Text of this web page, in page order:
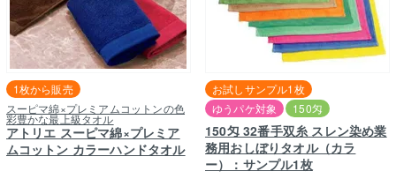
スーピマ綿×プレミアムコットンの色
彩豊かな最上級タオル
アトリエ スーピマ綿×プレミア
ムコットン カラーハンドタオル
1枚から販売
150匁 32番手双糸 スレン染め業
務用おしぼりタオル（カラ
ー）：サンプル1枚
お試しサンプル1枚
ゆうパケ対象
150匁